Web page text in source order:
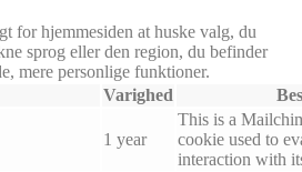
for hjemmesiden at huske valg, du
sprog eller den region, du befinder
mere personlige funktioner.
Varighed
1 year
This is a
cookie used to
interaction with